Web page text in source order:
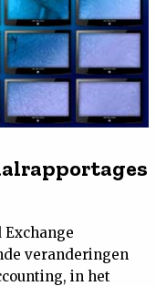
Exchange
veranderingen
in het